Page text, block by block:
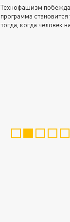
Технофашизм
программа
тогда, когда человек